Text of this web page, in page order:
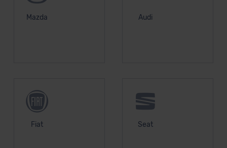
Mazda Audi
Fiat Seat